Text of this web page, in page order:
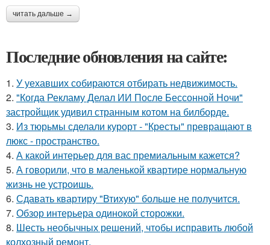
читать дальше →
Последние обновления на сайте:
1. У уехавших собираются отбирать недвижимость.
2. "Когда Рекламу Делал ИИ После Бессонной Ночи"
застройщик удивил странным котом на билборде.
3. Из тюрьмы сделали курорт - "Кресты" превращают в
люкс - пространство.
4. А какой интерьер для вас премиальным кажется?
5. А говорили, что в маленькой квартире нормальную
жизнь не устроишь.
6. Сдавать квартиру "Втихую" больше не получится.
7. Обзор интерьера одинокой сторожки.
8. Шесть необычных решений, чтобы исправить любой
колхозный ремонт.